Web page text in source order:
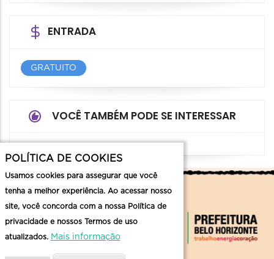
ENTRADA
GRATUITO
VOCÊ TAMBÉM PODE SE INTERESSAR
POLÍTICA DE COOKIES
Usamos cookies para assegurar que você
tenha a melhor experiência. Ao acessar nosso
site, você concorda com a nossa Política de
privacidade e nossos Termos de uso
atualizados. Mais informação